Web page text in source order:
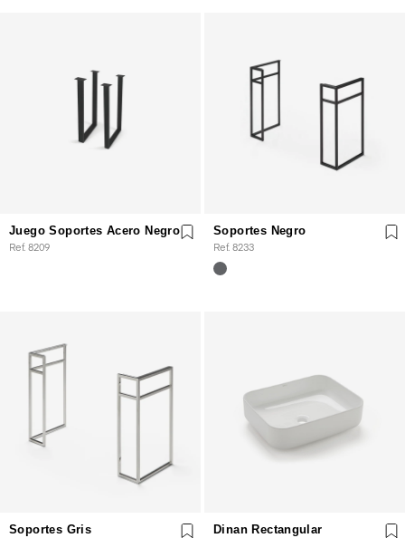
Juego Soportes Acero Negro
Ref. 8209
Soportes Negro
Ref. 8233
Soportes Gris
Dinan Rectangular